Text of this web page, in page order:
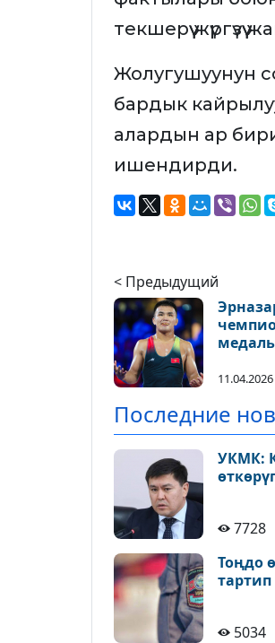
текшерүү
Жолугушуунун
бардык
алардын ар
ишендирди.
< Предыдущий
Последние
УКМК:
7728
Тоңдо
5034